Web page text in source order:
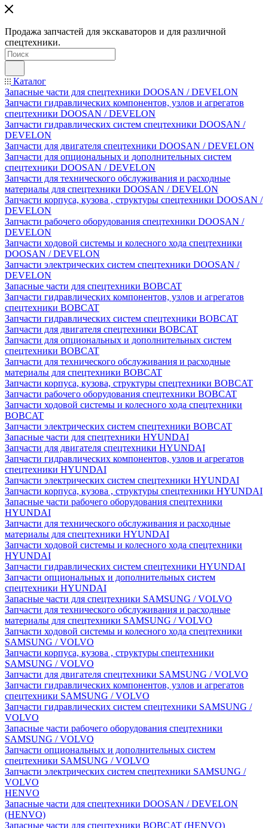
Продажа запчастей для экскаваторов и для различной
спецтехники.
Каталог
Запасные части для спецтехники DOOSAN / DEVELON
Запчасти гидравлических компонентов, узлов и агрегатов
спецтехники DOOSAN / DEVELON
Запчасти гидравлических систем спецтехники DOOSAN /
DEVELON
Запчасти для двигателя спецтехники DOOSAN / DEVELON
Запчасти для опциональных и дополнительных систем
спецтехники DOOSAN / DEVELON
Запчасти для технического обслуживания и расходные
материалы для спецтехники DOOSAN / DEVELON
Запчасти корпуса, кузова , структуры спецтехники DOOSAN /
DEVELON
Запчасти рабочего оборудования спецтехники DOOSAN /
DEVELON
Запчасти ходовой системы и колесного хода спецтехники
DOOSAN / DEVELON
Запчасти электрических систем спецтехники DOOSAN /
DEVELON
Запасные части для спецтехники BOBCAT
Запчасти гидравлических компонентов, узлов и агрегатов
спецтехники BOBCAT
Запчасти гидравлических систем спецтехники BOBCAT
Запчасти для двигателя спецтехники BOBCAT
Запчасти для опциональных и дополнительных систем
спецтехники BOBCAT
Запчасти для технического обслуживания и расходные
материалы для спецтехники BOBCAT
Запчасти корпуса, кузова, структуры спецтехники BOBCAT
Запчасти рабочего оборудования спецтехники BOBCAT
Запчасти ходовой системы и колесного хода спецтехники
BOBCAT
Запчасти электрических систем спецтехники BOBCAT
Запасные части для спецтехники HYUNDAI
Запчасти для двигателя спецтехники HYUNDAI
Запчасти гидравлических компонентов, узлов и агрегатов
спецтехники HYUNDAI
Запчасти электрических систем спецтехники HYUNDAI
Запчасти корпуса, кузова , структуры спецтехники HYUNDAI
Запасные части рабочего оборудования спецтехники
HYUNDAI
Запчасти для технического обслуживания и расходные
материалы для спецтехники HYUNDAI
Запчасти ходовой системы и колесного хода спецтехники
HYUNDAI
Запчасти гидравлических систем спецтехники HYUNDAI
Запчасти опциональных и дополнительных систем
спецтехники HYUNDAI
Запасные части для спецтехники SAMSUNG / VOLVO
Запчасти для технического обслуживания и расходные
материалы для спецтехники SAMSUNG / VOLVO
Запчасти ходовой системы и колесного хода спецтехники
SAMSUNG / VOLVO
Запчасти корпуса, кузова , структуры спецтехники
SAMSUNG / VOLVO
Запчасти для двигателя спецтехники SAMSUNG / VOLVO
Запчасти гидравлических компонентов, узлов и агрегатов
спецтехники SAMSUNG / VOLVO
Запчасти гидравлических систем спецтехники SAMSUNG /
VOLVO
Запасные части рабочего оборудования спецтехники
SAMSUNG / VOLVO
Запчасти опциональных и дополнительных систем
спецтехники SAMSUNG / VOLVO
Запчасти электрических систем спецтехники SAMSUNG /
VOLVO
HENVO
Запасные части для спецтехники DOOSAN / DEVELON
(HENVO)
Запасные части для спецтехники BOBCAT (HENVO)